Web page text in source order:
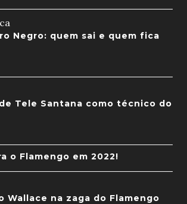
Negro: quem sai e quem fica
Tele Santana como técnico do
o Flamengo em 2022!
Wallace na zaga do Flamengo